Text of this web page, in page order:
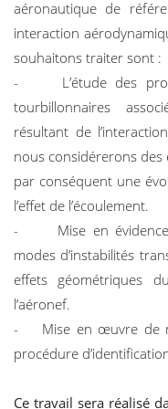
aéronautique de
interaction
souhaitons traiter sont :
- L’étude des
tourbillonnaires
résultant de
nous considérerons
par conséquent une
l’effet de l’écoulement.
- Mise en évidence
modes d’instabilités
effets géométriques
l’aéronef.
- Mise en œuvre de
procédure
Ce travail sera réalisé